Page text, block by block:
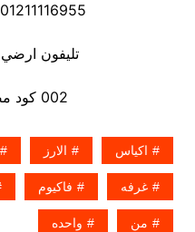
01211116955 – 01211116962
تليفون ارضي 0225880056
002 كود مصر قبل الرقم
اكياس الارز
غرفه فاكيوم
من واحده